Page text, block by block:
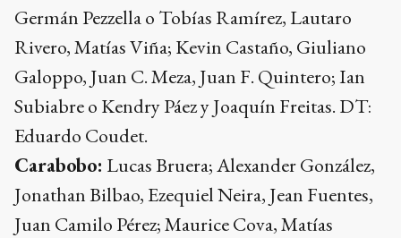
Germán Pezzella o Tobías Ramírez, Lautaro
Rivero, Matías Viña; Kevin Castaño, Giuliano
Galoppo, Juan C. Meza, Juan F. Quintero; Ian
Subiabre o Kendry Páez y Joaquín Freitas. DT:
Eduardo Coudet.
Carabobo: Lucas Bruera; Alexander González,
Jonathan Bilbao, Ezequiel Neira, Jean Fuentes,
Juan Camilo Pérez; Maurice Cova, Matías